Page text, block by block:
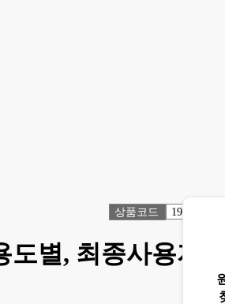
상품코드 1918737
별, 최종사용자